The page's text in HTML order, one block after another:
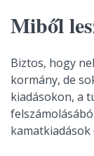
Miből
Biztos, hogy
kormány, de
kiadásokon, a
kamatkiadások